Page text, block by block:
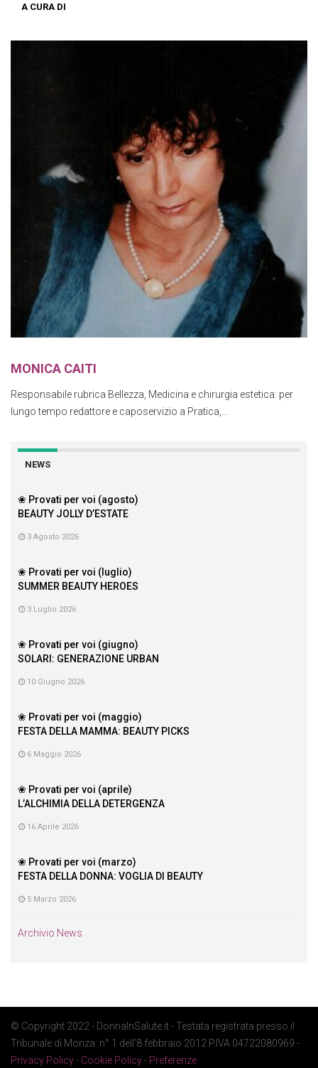
A CURA DI
MONICA CAITI
Responsabile rubrica Bellezza, Medicina e chirurgia estetica: per
lungo tempo redattore e caposervizio a Pratica,...
NEWS
❀ Provati per voi (agosto)
BEAUTY JOLLY D’ESTATE
3 Agosto 2026
❀ Provati per voi (luglio)
SUMMER BEAUTY HEROES
3 Luglio 2026
❀ Provati per voi (giugno)
SOLARI: GENERAZIONE URBAN
10 Giugno 2026
❀ Provati per voi (maggio)
FESTA DELLA MAMMA: BEAUTY PICKS
6 Maggio 2026
❀ Provati per voi (aprile)
L’ALCHIMIA DELLA DETERGENZA
16 Aprile 2026
❀ Provati per voi (marzo)
FESTA DELLA DONNA: VOGLIA DI BEAUTY
5 Marzo 2026
Archivio News
© Copyright 2022 - DonnaInSalute.it - Testata registrata presso il
Tribunale di Monza: n° 1 dell'8 febbraio 2012 P.IVA 04722080969 -
Privacy Policy- Cookie Policy- Preferenze